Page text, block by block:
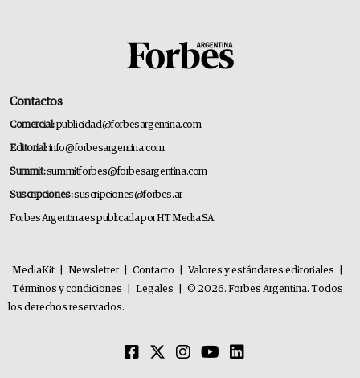
Contactos
Comercial:publicidad@forbesargentina.com
Editorial:info@forbesargentina.com
Summit:summitforbes@forbesargentina.com
Suscripciones:suscripciones@forbes.ar
Forbes Argentina es publicada por HT Media SA.
MediaKit Newsletter Contacto Valores y estándares editoriales
Términos y condiciones
Legales
© 2026. Forbes Argentina. Todos
los derechos reservados.